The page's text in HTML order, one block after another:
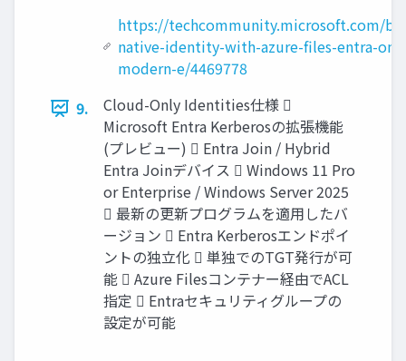
https://techcommunity.microsoft.com/
native-identity-with-azure-files-entra-
modern-e/4469778
9.
Cloud-Only Identities仕様 
Microsoft Entra Kerberosの拡張機能
(プレビュー)  Entra Join / Hybrid
Entra Joinデバイス  Windows 11 Pro
or Enterprise / Windows Server 2025
 最新の更新プログラムを適用したバ
ージョン  Entra Kerberosエンドポイ
ントの独立化  単独でのTGT発行が可
能  Azure Filesコンテナー経由でACL
指定  Entraセキュリティグループの
設定が可能